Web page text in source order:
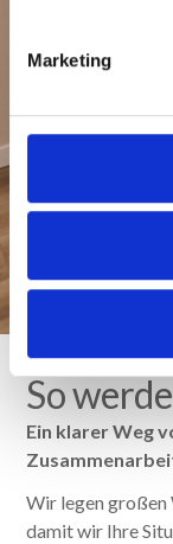
MarketingBegleitung
Digitale
So
Ein klarer Weg
Wir legen
damit wir Ihre